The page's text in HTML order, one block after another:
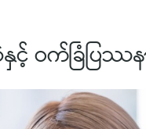
င့် ဝက်ခြံပြဿ